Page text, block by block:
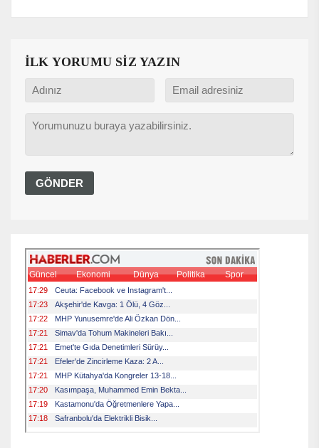
İLK YORUMU SİZ YAZIN